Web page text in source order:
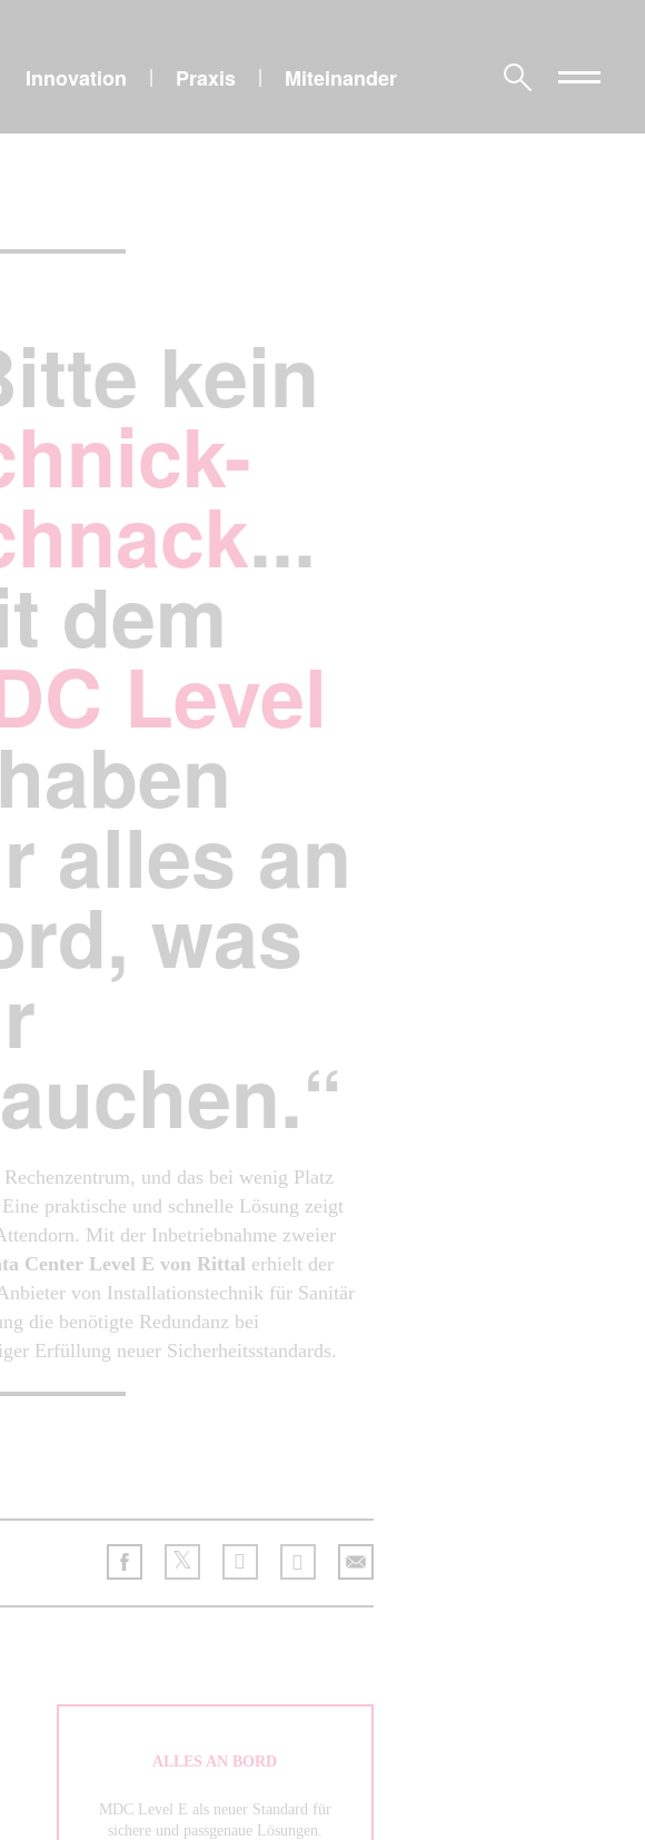
Innovation | Praxis | Miteinander
kein
...
dem
Level
haben
alles an
was
Rechenzentrum, und das bei wenig Platz
praktische und schnelle Lösung zeigt
Mit der Inbetriebnahme zweier
Center Level E von Rittal erhielt der
von Installationstechnik für Sanitär
die benötigte Redundanz bei
Erfüllung neuer Sicherheitsstandards.
ALLES AN BORD
MDC Level E als neuer Standard für
sichere und passgenaue Lösungen.